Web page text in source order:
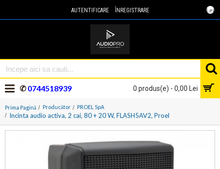
Lei
AUTENTIFICARE ÎNREGISTRARE
0 produs(e) - 0,00 Lei
✆0744518939
Prima Pagină Producător PROEL SpA
Incinta audio activa, 2 cai, 80 + 20 W, FLASH5AV2, Proel